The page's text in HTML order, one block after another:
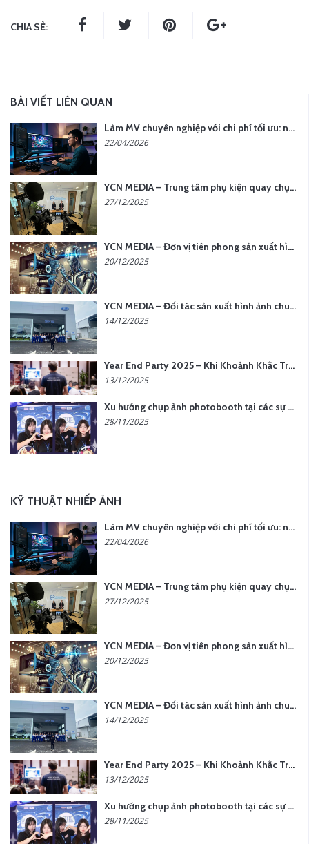
CHIA SẺ:
BÀI VIẾT LIÊN QUAN
Làm MV chuyên nghiệp với chi phí tối ưu: nên chọn quay thực tế hay video AI?
22/04/2026
YCN MEDIA – Trung tâm phụ kiện quay chụp tại Hà Nội
27/12/2025
YCN MEDIA – Đơn vị tiên phong sản xuất hình ảnh & âm thanh bằng AI tại Hà Nội
20/12/2025
YCN MEDIA – Đối tác sản xuất hình ảnh chuyên nghiệp cho doanh nghiệp tại Hà Nội
14/12/2025
Year End Party 2025 – Khi Khoảnh Khắc Trở Thành Dấu Ấn | Gói Ưu Đãi Tháng 12 Từ YCN Media
13/12/2025
Xu hướng chụp ảnh photobooth tại các sự kiện hiện nay
28/11/2025
KỸ THUẬT NHIẾP ẢNH
Làm MV chuyên nghiệp với chi phí tối ưu: nên chọn quay thực tế hay video AI?
22/04/2026
YCN MEDIA – Trung tâm phụ kiện quay chụp tại Hà Nội
27/12/2025
YCN MEDIA – Đơn vị tiên phong sản xuất hình ảnh & âm thanh bằng AI tại Hà Nội
20/12/2025
YCN MEDIA – Đối tác sản xuất hình ảnh chuyên nghiệp cho doanh nghiệp tại Hà Nội
14/12/2025
Year End Party 2025 – Khi Khoảnh Khắc Trở Thành Dấu Ấn | Gói Ưu Đãi Tháng 12 Từ YCN Media
13/12/2025
Xu hướng chụp ảnh photobooth tại các sự kiện hiện nay
28/11/2025